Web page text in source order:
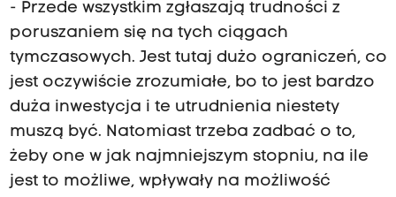
- Przede wszystkim zgłaszają trudności z
poruszaniem się na tych ciągach
tymczasowych. Jest tutaj dużo ograniczeń, co
jest oczywiście zrozumiałe, bo to jest bardzo
duża inwestycja i te utrudnienia niestety
muszą być. Natomiast trzeba zadbać o to,
żeby one w jak najmniejszym stopniu, na ile
jest to możliwe, wpływały na możliwość